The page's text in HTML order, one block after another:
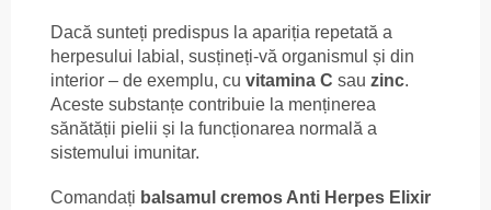
Dacă sunteți predispus la apariția repetată a
herpesului labial, susțineți-vă organismul și din
interior – de exemplu, cu vitamina C sau zinc.
Aceste substanțe contribuie la menținerea
sănătății pielii și la funcționarea normală a
sistemului imunitar.
Comandați balsamul cremos Anti Herpes Elixir